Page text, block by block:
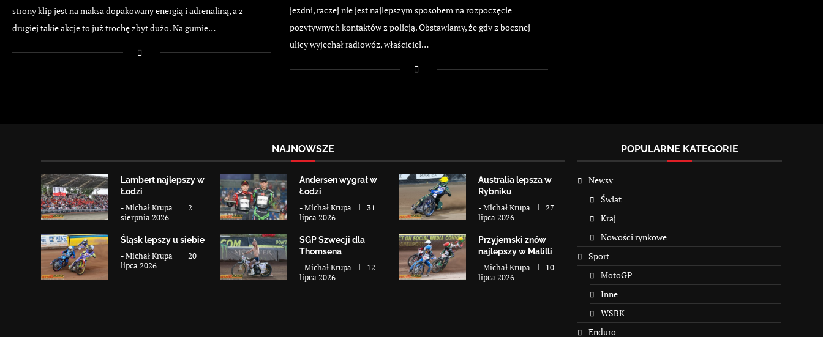
strony klip jest na maksa dopakowany energią i adrenaliną, a z
drugiej takie akcje to już trochę zbyt dużo. Na gumie…
jezdni, raczej nie jest najlepszym sposobem na rozpoczęcie
pozytywnych kontaktów z policją. Obstawiamy, że gdy z bocznej
ulicy wyjechał radiowóz, właściciel…
NAJNOWSZE
Lambert najlepszy w
Łodzi
-Michał Krupa
2
sierpnia 2026
Andersen wygrał w
Łodzi
-Michał Krupa
31
lipca 2026
Australia lepsza w
Rybniku
-Michał Krupa
27
lipca 2026
Śląsk lepszy u siebie
-Michał Krupa
20
lipca 2026
SGP Szwecji dla
Thomsena
-Michał Krupa
12
lipca 2026
Przyjemski znów
najlepszy w Malilli
-Michał Krupa
10
lipca 2026
POPULARNE KATEGORIE
Newsy
Świat
Kraj
Nowości rynkowe
Sport
MotoGP
Inne
WSBK
Enduro